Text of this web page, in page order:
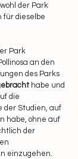
der Park
für dieselbe
Park
an den
des Parks
habe und
die
der Studien, auf
habe, ohne auf
der
einzugehen.